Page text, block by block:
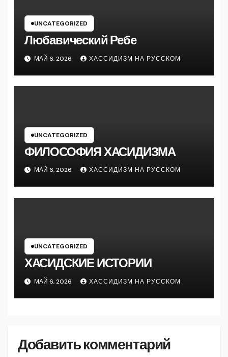
UNCATEGORIZED
Любавический Ребе
МАЙ 6, 2026 ХАССИДИЗМ НА РУССКОМ
UNCATEGORIZED
ФИЛОСОФИЯ ХАСИДИЗМА
МАЙ 6, 2026 ХАССИДИЗМ НА РУССКОМ
UNCATEGORIZED
ХАСИДСКИЕ ИСТОРИИ
МАЙ 6, 2026 ХАССИДИЗМ НА РУССКОМ
Добавить комментарий